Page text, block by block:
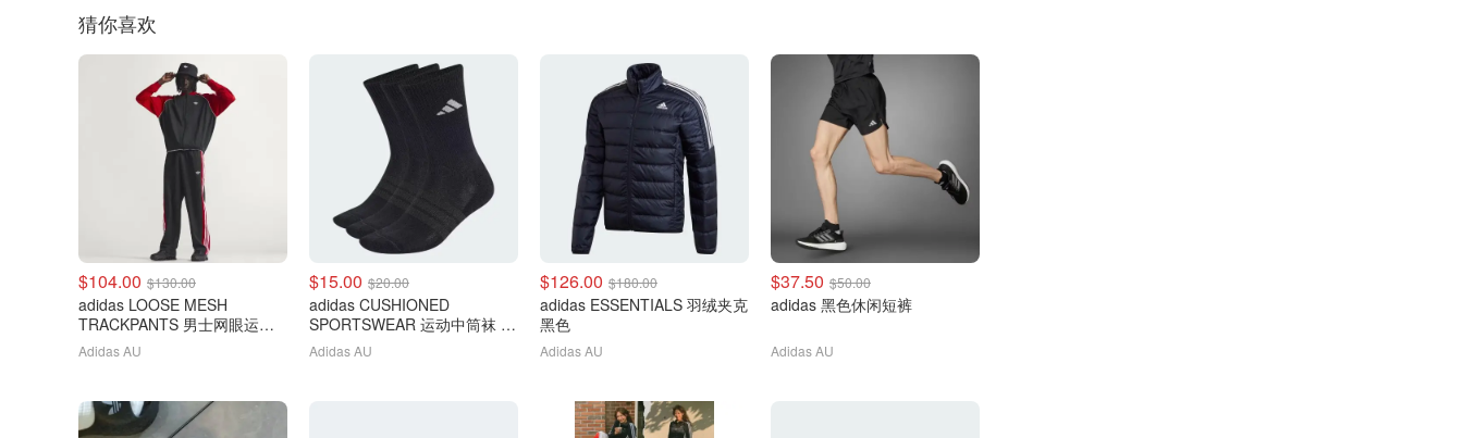
猜你喜欢
$104.00 $130.00
adidas LOOSE MESH
TRACKPANTS 男士网眼运动
裤
Adidas AU
$15.00 $20.00
adidas CUSHIONED
SPORTSWEAR 运动中筒袜 3
双装
Adidas AU
$126.00 $180.00
adidas ESSENTIALS 羽绒夹克
黑色
Adidas AU
$37.50 $50.00
adidas 黑色休闲短裤
Adidas AU